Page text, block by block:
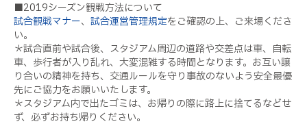
■2019シーズン観戦方法について
試合観戦マナー、 試合運営管理規定をご確認の上、ご来場くださ
い。
＊試合直前や試合後、スタジアム周辺の道路や交差点は車、自転
車、歩行者が入り乱れ、大変混雑する時間となります。お互い譲
り合いの精神を持ち、交通ルールを守り事故のないよう安全最優
先にご協力をお願いいたします。
＊スタジアム内で出たゴミは、お帰りの際に路上に捨てるなどせ
ず、必ずお持ち帰りください。